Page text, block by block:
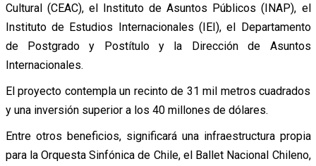
Cultural (CEAC), el Instituto de Asuntos Públicos (INAP), el
Instituto de Estudios Internacionales (IEI), el Departamento
de Postgrado y Postítulo y la Dirección de Asuntos
Internacionales.
El proyecto contempla un recinto de 31 mil metros cuadrados
y una inversión superior a los 40 millones de dólares.
Entre otros beneficios, significará una infraestructura propia
para la Orquesta Sinfónica de Chile, el Ballet Nacional Chileno,